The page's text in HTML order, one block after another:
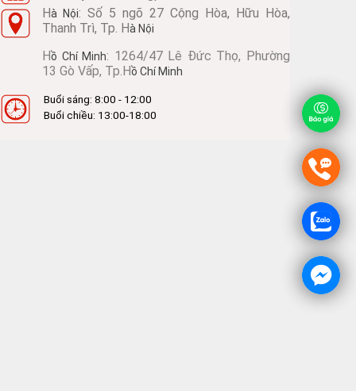
Hà Nội: Số 5 ngõ 27 Cộng Hòa, Hữu Hòa,
Thanh Trì, Tp. Hà Nội
Hồ Chí Minh: 1264/47 Lê Đức Thọ, Phường
13 Gò Vấp, Tp.Hồ Chí Minh
Buổi sáng: 8:00 - 12:00
Buổi chiều: 13:00-18:00